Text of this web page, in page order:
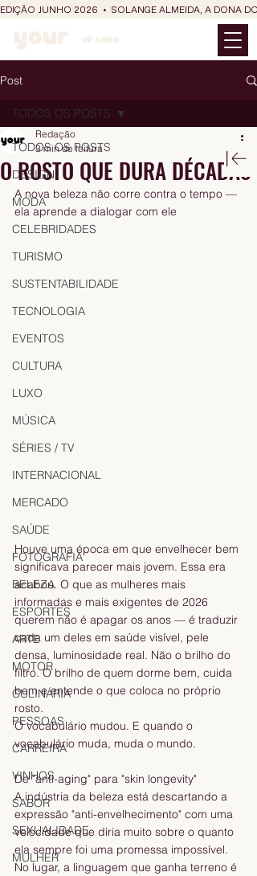
EDIÇÃO JUNHO 2026  •  SOLANGE ALMEIDA, A DONA
Post
TODOS OS POSTS
DESIGN
MODA
CELEBRIDADES
TURISMO
SUSTENTABILIDADE
TECNOLOGIA
EVENTOS
CULTURA
LUXO
MÚSICA
SÉRIES / TV
INTERNACIONAL
MERCADO
SAÚDE
FOTOGRAFIA
BELEZA
ESPORTES
ARTE
MOTOR
CULINÁRIA
PESSOAS
CARREIRA
VINHOS
SABOR
SEXUALIDADE
MULHER
TODOS OS POSTS
O ROSTO QUE DURA DÉCADAS
Redação
3 min de leitura
A nova beleza não corre contra o tempo —
ela aprende a dialogar com ele
Houve uma época em que envelhecer bem
significava parecer mais jovem. Essa era
acabou. O que as mulheres mais
informadas e mais exigentes de 2026
querem não é apagar os anos — é traduzir
cada um deles em saúde visível, pele
densa, luminosidade real. Não o brilho do
filtro. O brilho de quem dorme bem, cuida
bem e entende o que coloca no próprio
rosto.
O vocabulário mudou. E quando o
vocabulário muda, muda o mundo.
De "anti-aging" para "skin longevity"
A indústria da beleza está descartando a
expressão "anti-envelhecimento" com uma
velocidade que diria muito sobre o quanto
ela sempre foi uma promessa impossível.
No lugar, a linguagem que ganha terreno é